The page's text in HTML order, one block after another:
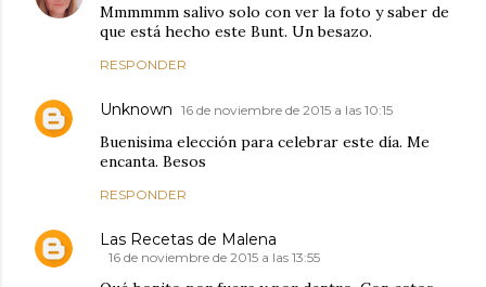
Mmmmmm salivo solo con ver la foto y saber de
que está hecho este Bunt. Un besazo.
RESPONDER
Unknown 16 de noviembre de 2015 a las 10:15
Buenisima elección para celebrar este día. Me
encanta. Besos
RESPONDER
Las Recetas de Malena
16 de noviembre de 2015 a las 13:55